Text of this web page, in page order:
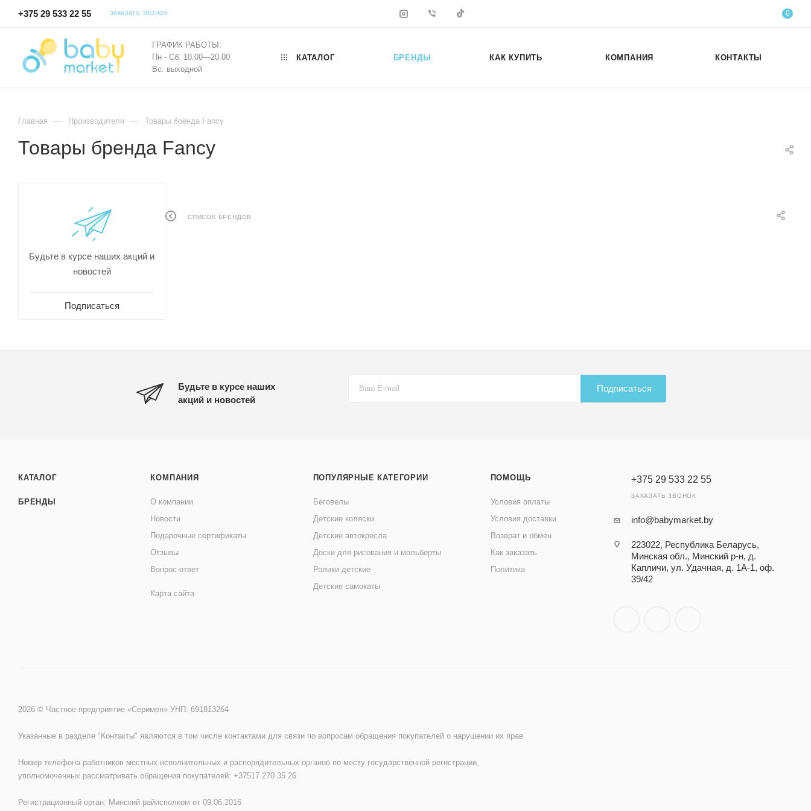
+375 29 533 22 55 ЗАКАЗАТЬ ЗВОНОК 0
ГРАФИК РАБОТЫ:
Пн - Сб: 10.00—20.00
Вс: выходной
КАТАЛОГ БРЕНДЫ КАК КУПИТЬ КОМПАНИЯ КОНТАКТЫ
Главная — Производители — Товары бренда Fancy
Товары бренда Fancy
СПИСОК БРЕНДОВ
Будьте в курсе наших акций и
новостей
Подписаться
Будьте в курсе наших
акций и новостей
Подписаться
КАТАЛОГ
БРЕНДЫ
КОМПАНИЯ
О компании
Новости
Подарочные сертификаты
Отзывы
Вопрос-ответ
Карта сайта
ПОПУЛЯРНЫЕ КАТЕГОРИИ
Беговелы
Детские коляски
Детские автокресла
Доски для рисования и мольберты
Ролики детские
Детские самокаты
ПОМОЩЬ
Условия оплаты
Условия доставки
Возврат и обмен
Как заказать
Политика
+375 29 533 22 55
ЗАКАЗАТЬ ЗВОНОК
info@babymarket.by
223022, Республика Беларусь,
Минская обл., Минский р-н, д.
Капличи, ул. Удачная, д. 1А-1, оф.
39/42
2026 © Частное предприятие «Серимен» УНП: 691813264
Указанные в разделе "Контакты" являются в том числе контактами для связи по вопросам обращения покупателей о нарушении их прав
Номер телефона работников местных исполнительных и распорядительных органов по месту государственной регистрации,
уполномоченных рассматривать обращения покупателей: +37517 270 35 26
Регистрационный орган: Минский райисполком от 09.06.2016